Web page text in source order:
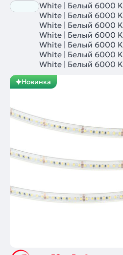
White | Белый 6000 K
White | Белый 6000 K
White | Белый 6000 K
White | Белый 6000 K
White | Белый 6000 K
White | Белый 6000 K
White | Белый 6000 K
Новинка